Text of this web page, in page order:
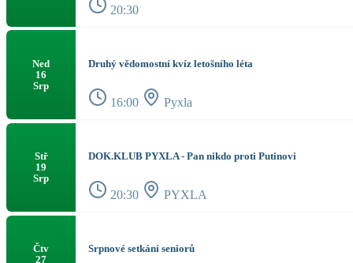
20:30
Ned
16
Srp
Druhý vědomostní kvíz letošního léta
16:00 Pyxla
Stř
19
Srp
DOK.KLUB PYXLA - Pan nikdo proti Putinovi
20:30 PYXLA
Čtv
27
Srpnové setkání seniorů